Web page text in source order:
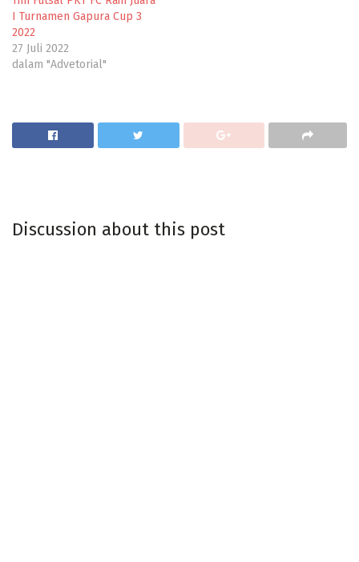
I Turnamen Gapura Cup 3
2022
27 Juli 2022
dalam "Advetorial"
Discussion about this post